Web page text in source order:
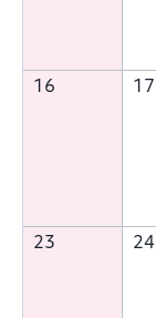
16 17
23 24